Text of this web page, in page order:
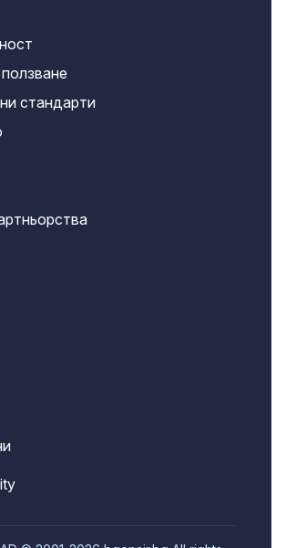
стандарти